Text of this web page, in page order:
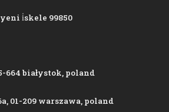
i̇skele 99850
664 białystok, poland
01-209 warszawa, poland